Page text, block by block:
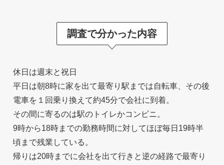
調査で分かった内容
休日は週末と祝日
平日は朝8時に家を出て最寄り駅までは自転車、その後
電車を１回乗り換えて約45分で会社に到着。
その間に寄るのは駅のトイレかコンビニ。
9時から18時までの勤務時間に対してほぼ毎日19時半
頃まで残業している。
帰りは20時までに会社を出て行きと逆の経路で最寄り